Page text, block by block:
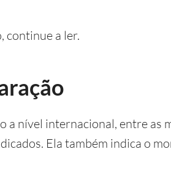
continue a ler.
a nível internacional, entre as
Ela também indica o